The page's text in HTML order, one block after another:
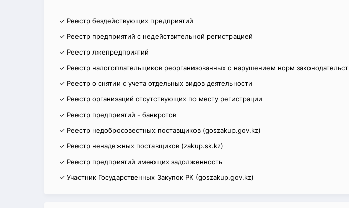
✓ Реестр бездействующих предприятий
✓ Реестр предприятий с недействительной регистрацией
✓ Реестр лжепредприятий
✓ Реестр налогоплательщиков реорганизованных с нарушением норм
✓ Реестр о снятии с учета отдельных видов деятельности
✓ Реестр организаций отсутствующих по месту регистрации
✓ Реестр предприятий - банкротов
✓ Реестр недобросовестных поставщиков (goszakup.gov.kz)
✓ Реестр ненадежных поставщиков (zakup.sk.kz)
✓ Реестр предприятий имеющих задолженность
✓ Участник Государственных Закупок РК (goszakup.gov.kz)